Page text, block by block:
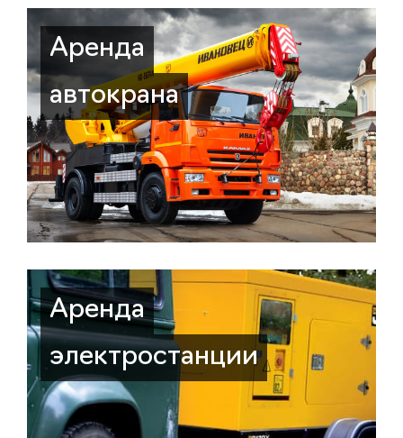
Аренда
автокрана
Аренда
электростанции